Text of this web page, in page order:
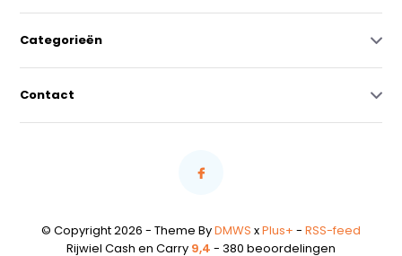
Categorieën
Contact
© Copyright 2026 - Theme ByDMWS xPlus+ - RSS-feed
Rijwiel Cash en Carry 9,4 - 380 beoordelingen